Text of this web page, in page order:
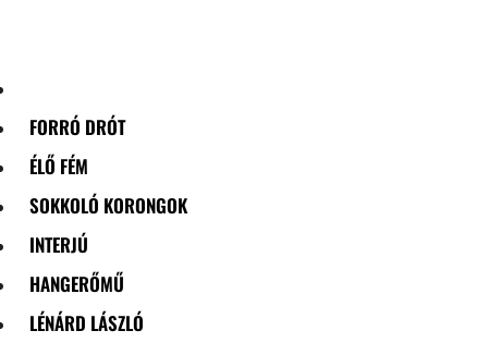
FORRÓ DRÓT
ÉLŐ FÉM
SOKKOLÓ KORONGOK
INTERJÚ
HANGERŐMŰ
LÉNÁRD LÁSZLÓ